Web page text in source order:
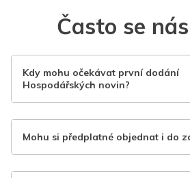
Často se
Kdy mohu očekávat první dodání
Hospodářských novin?
Mohu si předplatné objednat i do